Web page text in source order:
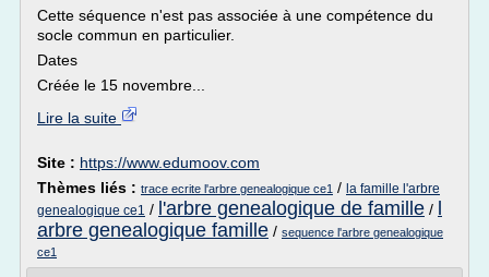
Cette séquence n'est pas associée à une compétence du
socle commun en particulier.
Dates
Créée le 15 novembre...
Lire la suite
Site : https://www.edumoov.com
Thèmes liés : trace ecrite l'arbre genealogique ce1 / la famille l'arbre
genealogique ce1 / l'arbre genealogique de famille /
arbre genealogique famille / sequence l'arbre genealogique
ce1